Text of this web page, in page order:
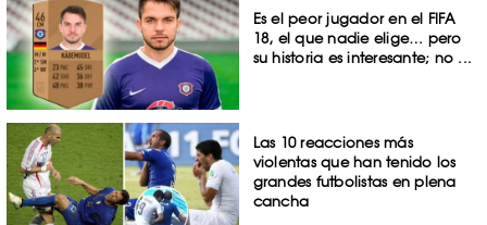
Es el peor jugador en el FIFA
18, el que nadie elige… pero
su historia es interesante; no ...
Las 10 reacciones más
violentas que han tenido los
grandes futbolistas en plena
cancha